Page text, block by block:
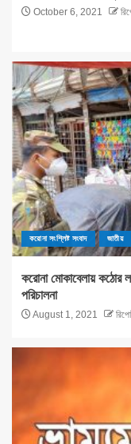
October 6, 2021
করোনা সংশ্লিষ্ট সংবাদ জাতীয়
করোনা মোকাবেলায় কঠোর
পরিচালনা
August 1, 2021